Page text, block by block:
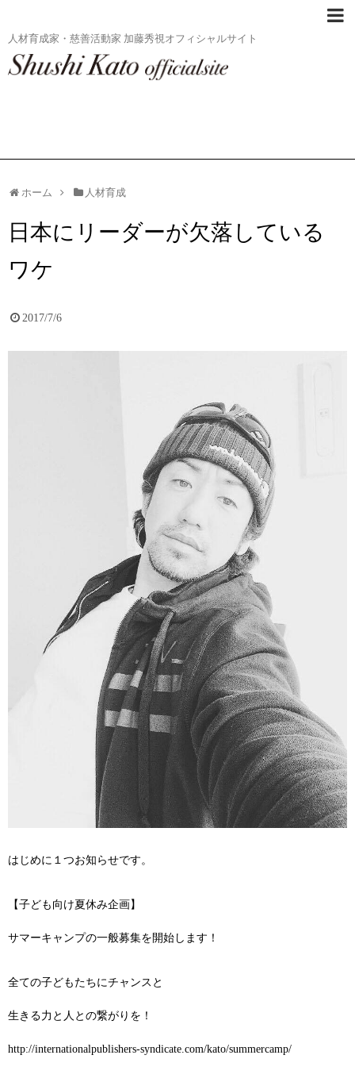
人材育成家・慈善活動家 加藤秀視オフィシャルサイト
ホーム 人材育成
日本にリーダーが欠落している
ワケ
2017/7/6
はじめに１つお知らせです。
【子ども向け夏休み企画】
‪サマーキャンプの一般募集を開始します！
全ての子どもたちにチャンスと
生きる力と人との繋がりを！
http://internationalpublishers-syndicate.com/kato/summercamp/